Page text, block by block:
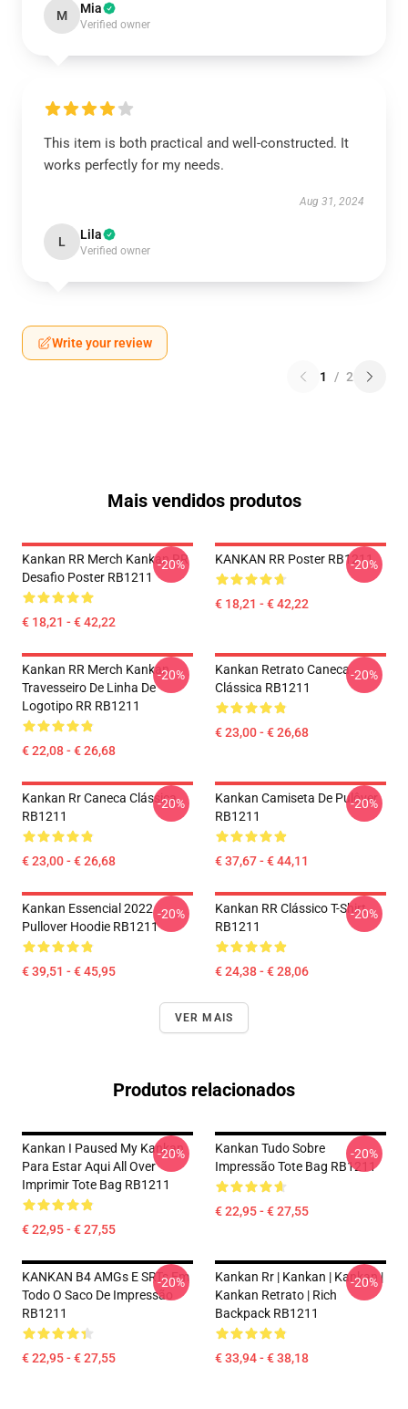
M Mia
Verified owner
This item is both practical and well-constructed. It
works perfectly for my needs.
Aug 31, 2024
L Lila
Verified owner
Write your review
1 / 2
Mais vendidos produtos
Kankan RR Merch Kankan RR
Desafio Poster RB1211
€ 18,21 - € 42,22
-20% KANKAN RR Poster RB1211
€ 18,21 - € 42,22
-20%
Kankan RR Merch Kankan
Travesseiro De Linha De
Logotipo RR RB1211
€ 22,08 - € 26,68
-20%
Kankan Retrato Caneca
Clássica RB1211
€ 23,00 - € 26,68
-20%
Kankan Rr Caneca Clássica
RB1211
€ 23,00 - € 26,68
-20%
Kankan Camiseta De Pulôver
RB1211
€ 37,67 - € 44,11
-20%
Kankan Essencial 2022
Pullover Hoodie RB1211
€ 39,51 - € 45,95
-20%
Kankan RR Clássico T-Shirt
RB1211
€ 24,38 - € 28,06
-20%
VER MAIS
Produtos relacionados
Kankan I Paused My Kankan
Para Estar Aqui All Over
Imprimir Tote Bag RB1211
€ 22,95 - € 27,55
-20%
Kankan Tudo Sobre
Impressão Tote Bag RB1211
€ 22,95 - € 27,55
-20%
KANKAN B4 AMGs E SRTs Em
Todo O Saco De Impressão
RB1211
€ 22,95 - € 27,55
-20%
Kankan Rr | Kankan | Kankan |
Kankan Retrato | Rich
Backpack RB1211
€ 33,94 - € 38,18
-20%